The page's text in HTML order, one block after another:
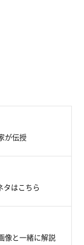
骨密度は低
が伝授
タはこちら
像と一緒に解説